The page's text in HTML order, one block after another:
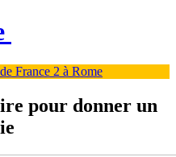
France 2 à Rome
pour donner un